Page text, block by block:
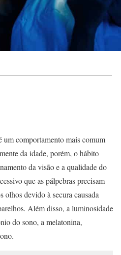
um comportamento mais comum
da idade, porém, o hábito
da visão e a qualidade do
que as pálpebras precisam
olhos devido à secura causada
Além disso, a luminosidade
do sono, a melatonina,